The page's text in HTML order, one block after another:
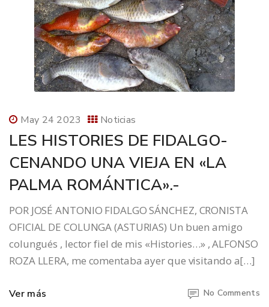
May 24 2023 Noticias
LES HISTORIES DE FIDALGO-
CENANDO UNA VIEJA EN «LA
PALMA ROMÁNTICA».-
POR JOSÉ ANTONIO FIDALGO SÁNCHEZ, CRONISTA
OFICIAL DE COLUNGA (ASTURIAS) Un buen amigo
colungués , lector fiel de mis «Histories…» , ALFONSO
ROZA LLERA, me comentaba ayer que visitando a[…]
Ver más No Comments